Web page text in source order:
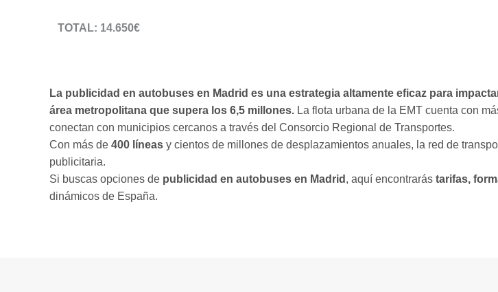
TOTAL: 14.650€
La publicidad en autobuses en Madrid es una estrategia altamente eficaz para
área metropolitana que supera los 6,5 millones. La flota urbana de la EMT cuenta con
conectan con municipios cercanos a través del Consorcio Regional de Transportes.
Con más de 400 líneas y cientos de millones de desplazamientos anuales, la red de
publicitaria.
Si buscas opciones de publicidad en autobuses en Madrid , aquí encontrarás tarifas,
dinámicos de España.